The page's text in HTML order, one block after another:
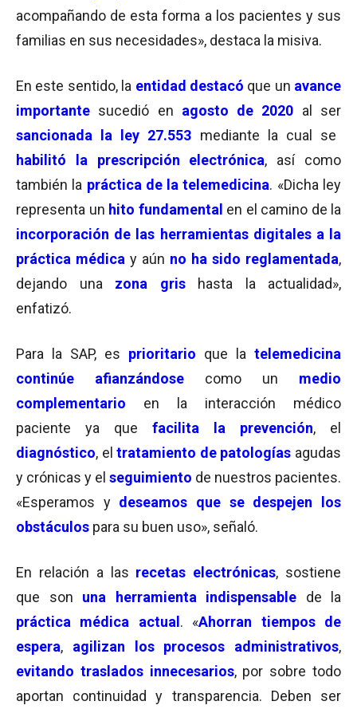
acompañando de esta forma a los pacientes y sus
familias en sus necesidades», destaca la misiva.
En este sentido, la entidad destacó que un avance
importante sucedió en agosto de 2020 al ser
sancionada la ley 27.553 mediante la cual se
habilitó la prescripción electrónica, así como
también la práctica de la telemedicina. «Dicha ley
representa un hito fundamental en el camino de la
incorporación de las herramientas digitales a la
práctica médica y aún no ha sido reglamentada,
dejando una zona gris
hasta la actualidad»,
enfatizó.
Para la SAP, es prioritario que la telemedicina
continúe afianzándose como un medio
complementario
en la interacción médico
paciente ya que facilita la prevención, el
diagnóstico, el tratamiento de patologías agudas
y crónicas y el seguimiento de nuestros pacientes.
«Esperamos y deseamos que se despejen los
obstáculos para su buen uso», señaló.
En relación a las recetas electrónicas, sostiene
que son una herramienta indispensable de la
práctica médica actual . «Ahorran tiempos de
espera, agilizan los procesos administrativos,
evitando traslados innecesarios, por sobre todo
aportan continuidad y transparencia. Deben ser